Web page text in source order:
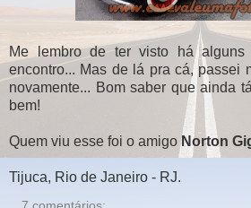
Me lembro de ter visto há
encontro... Mas de lá pra cá, passei
novamente... Bom saber que ainda
bem!
Quem viu esse foi o amigoNorton
Tijuca, Rio de Janeiro - RJ.